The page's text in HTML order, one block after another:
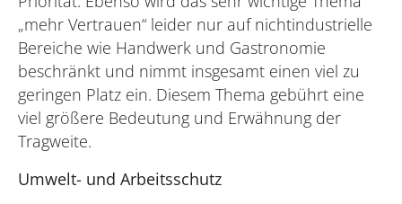
„mehr Vertrauen“ leider nur auf nichtindustrielle
Bereiche wie Handwerk und Gastronomie
beschränkt und nimmt insgesamt einen viel zu
geringen Platz ein. Diesem Thema gebührt eine
viel größere Bedeutung und Erwähnung der
Tragweite.
Umwelt- und Arbeitsschutz